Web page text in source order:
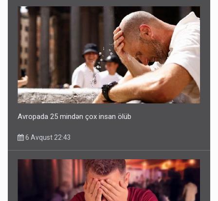
Avropada 25 mindən çox insan ölüb
6 Avqust 22:43